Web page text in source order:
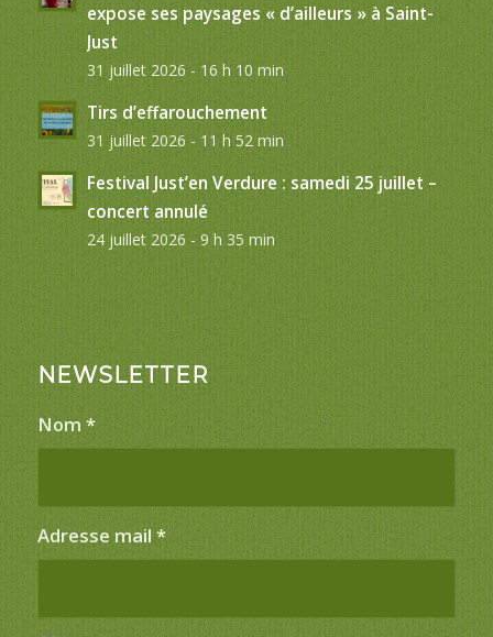
expose ses paysages « d’ailleurs » à Saint-
Just
31 juillet 2026 - 16 h 10 min
Tirs d’effarouchement
31 juillet 2026 - 11 h 52 min
Festival Just’en Verdure : samedi 25 juillet –
concert annulé
24 juillet 2026 - 9 h 35 min
NEWSLETTER
Nom *
Adresse mail *